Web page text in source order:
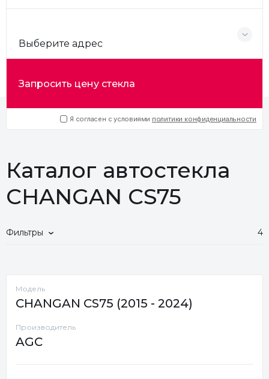
Выберите адрес
Запросить цену стекла
Я согласен с условиями политики конфиденциальности
Каталог автостекла
CHANGAN CS75
Фильтры 4
Модель
CHANGAN CS75 (2015 - 2024)
Производитель
AGC